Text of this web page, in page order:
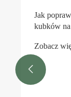
Jak
kubków
Zobacz
